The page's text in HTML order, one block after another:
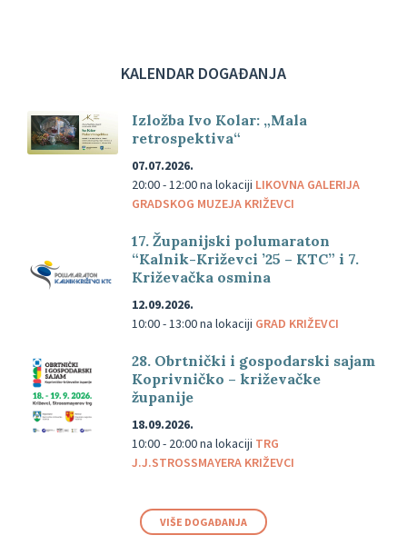
KALENDAR DOGAĐANJA
Izložba Ivo Kolar: „Mala
retrospektiva“
07.07.2026.
20:00 - 12:00na lokaciji LIKOVNA GALERIJA
GRADSKOG MUZEJA KRIŽEVCI
17. Županijski polumaraton
“Kalnik-Križevci ’25 – KTC” i 7.
Križevačka osmina
12.09.2026.
10:00 - 13:00na lokaciji GRAD KRIŽEVCI
28. Obrtnički i gospodarski sajam
Koprivničko – križevačke
županije
18.09.2026.
10:00 - 20:00na lokaciji TRG
J.J.STROSSMAYERA KRIŽEVCI
VIŠE DOGAĐANJA